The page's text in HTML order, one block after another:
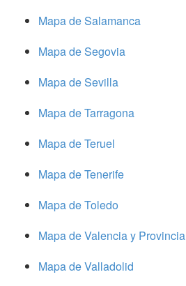
Mapa de Salamanca
Mapa de Segovia
Mapa de Sevilla
Mapa de Tarragona
Mapa de Teruel
Mapa de Tenerife
Mapa de Toledo
Mapa de Valencia y Provincia
Mapa de Valladolid